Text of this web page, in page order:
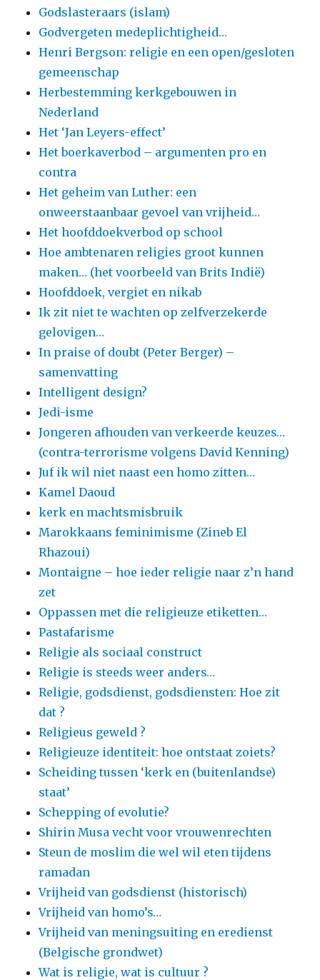
Godslasteraars (islam)
Godvergeten medeplichtigheid…
Henri Bergson: religie en een open/gesloten
gemeenschap
Herbestemming kerkgebouwen in
Nederland
Het ‘Jan Leyers-effect’
Het boerkaverbod – argumenten pro en
contra
Het geheim van Luther: een
onweerstaanbaar gevoel van vrijheid…
Het hoofddoekverbod op school
Hoe ambtenaren religies groot kunnen
maken… (het voorbeeld van Brits Indië)
Hoofddoek, vergiet en nikab
Ik zit niet te wachten op zelfverzekerde
gelovigen…
In praise of doubt (Peter Berger) –
samenvatting
Intelligent design?
Jedi-isme
Jongeren afhouden van verkeerde keuzes…
(contra-terrorisme volgens David Kenning)
Juf ik wil niet naast een homo zitten…
Kamel Daoud
kerk en machtsmisbruik
Marokkaans feminimisme (Zineb El
Rhazoui)
Montaigne – hoe ieder religie naar z’n hand
zet
Oppassen met die religieuze etiketten…
Pastafarisme
Religie als sociaal construct
Religie is steeds weer anders…
Religie, godsdienst, godsdiensten: Hoe zit
dat ?
Religieus geweld ?
Religieuze identiteit: hoe ontstaat zoiets?
Scheiding tussen ‘kerk en (buitenlandse)
staat’
Schepping of evolutie?
Shirin Musa vecht voor vrouwenrechten
Steun de moslim die wel wil eten tijdens
ramadan
Vrijheid van godsdienst (historisch)
Vrijheid van homo’s…
Vrijheid van meningsuiting en eredienst
(Belgische grondwet)
Wat is religie, wat is cultuur ?